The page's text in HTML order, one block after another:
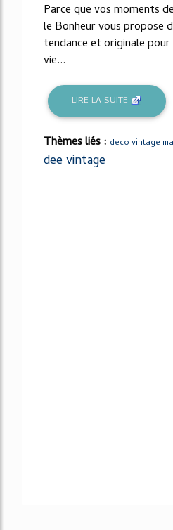
Parce que vos moments
le Bonheur vous propose
tendance et originale
vie...
LIRE LA SUITE
Thèmes liés : deco vintage
dee vintage